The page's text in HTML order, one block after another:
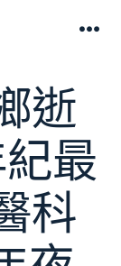
逝
最
科